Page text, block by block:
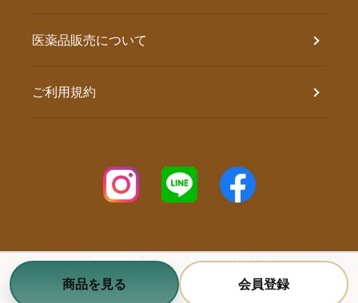
商品を見る 会員登録
医薬品販売について
ご利用規約
Copyright © JPS Pharmaceutical CO.,LTD.
All Right Reserved.